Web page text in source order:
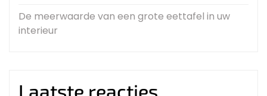
De meerwaarde van een grote eettafel in uw
interieur
Laatste reacties